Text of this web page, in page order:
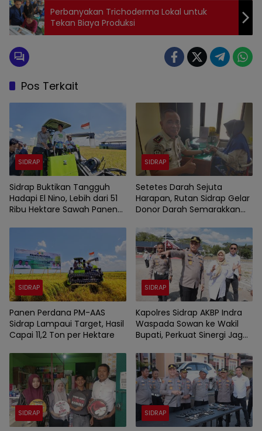
Perbanyakan Trichoderma Lokal untuk
Tekan Biaya Produksi
Pos Terkait
SIDRAP
Sidrap Buktikan Tangguh
Hadapi El Nino, Lebih dari 51
Ribu Hektare Sawah Panen
SIDRAP
Setetes Darah Sejuta
Harapan, Rutan Sidrap Gelar
Donor Darah Semarakkan
SIDRAP
Panen Perdana PM-AAS
Sidrap Lampaui Target, Hasil
Capai 11,2 Ton per Hektare
SIDRAP
Kapolres Sidrap AKBP Indra
Waspada Sowan ke Wakil
Bupati, Perkuat Sinergi Jaga
Pembangunan
SIDRAP SIDRAP